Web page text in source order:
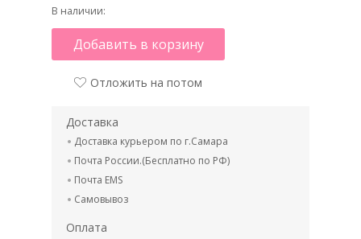
В наличии:
Добавить в корзину
Отложить на потом
Доставка
Доставка курьером по г.Самара
Почта России.(Бесплатно по РФ)
Почта EMS
Самовывоз
Оплата